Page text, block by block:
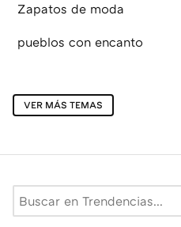
Zapatos de moda
pueblos con encanto
VER MÁS TEMAS